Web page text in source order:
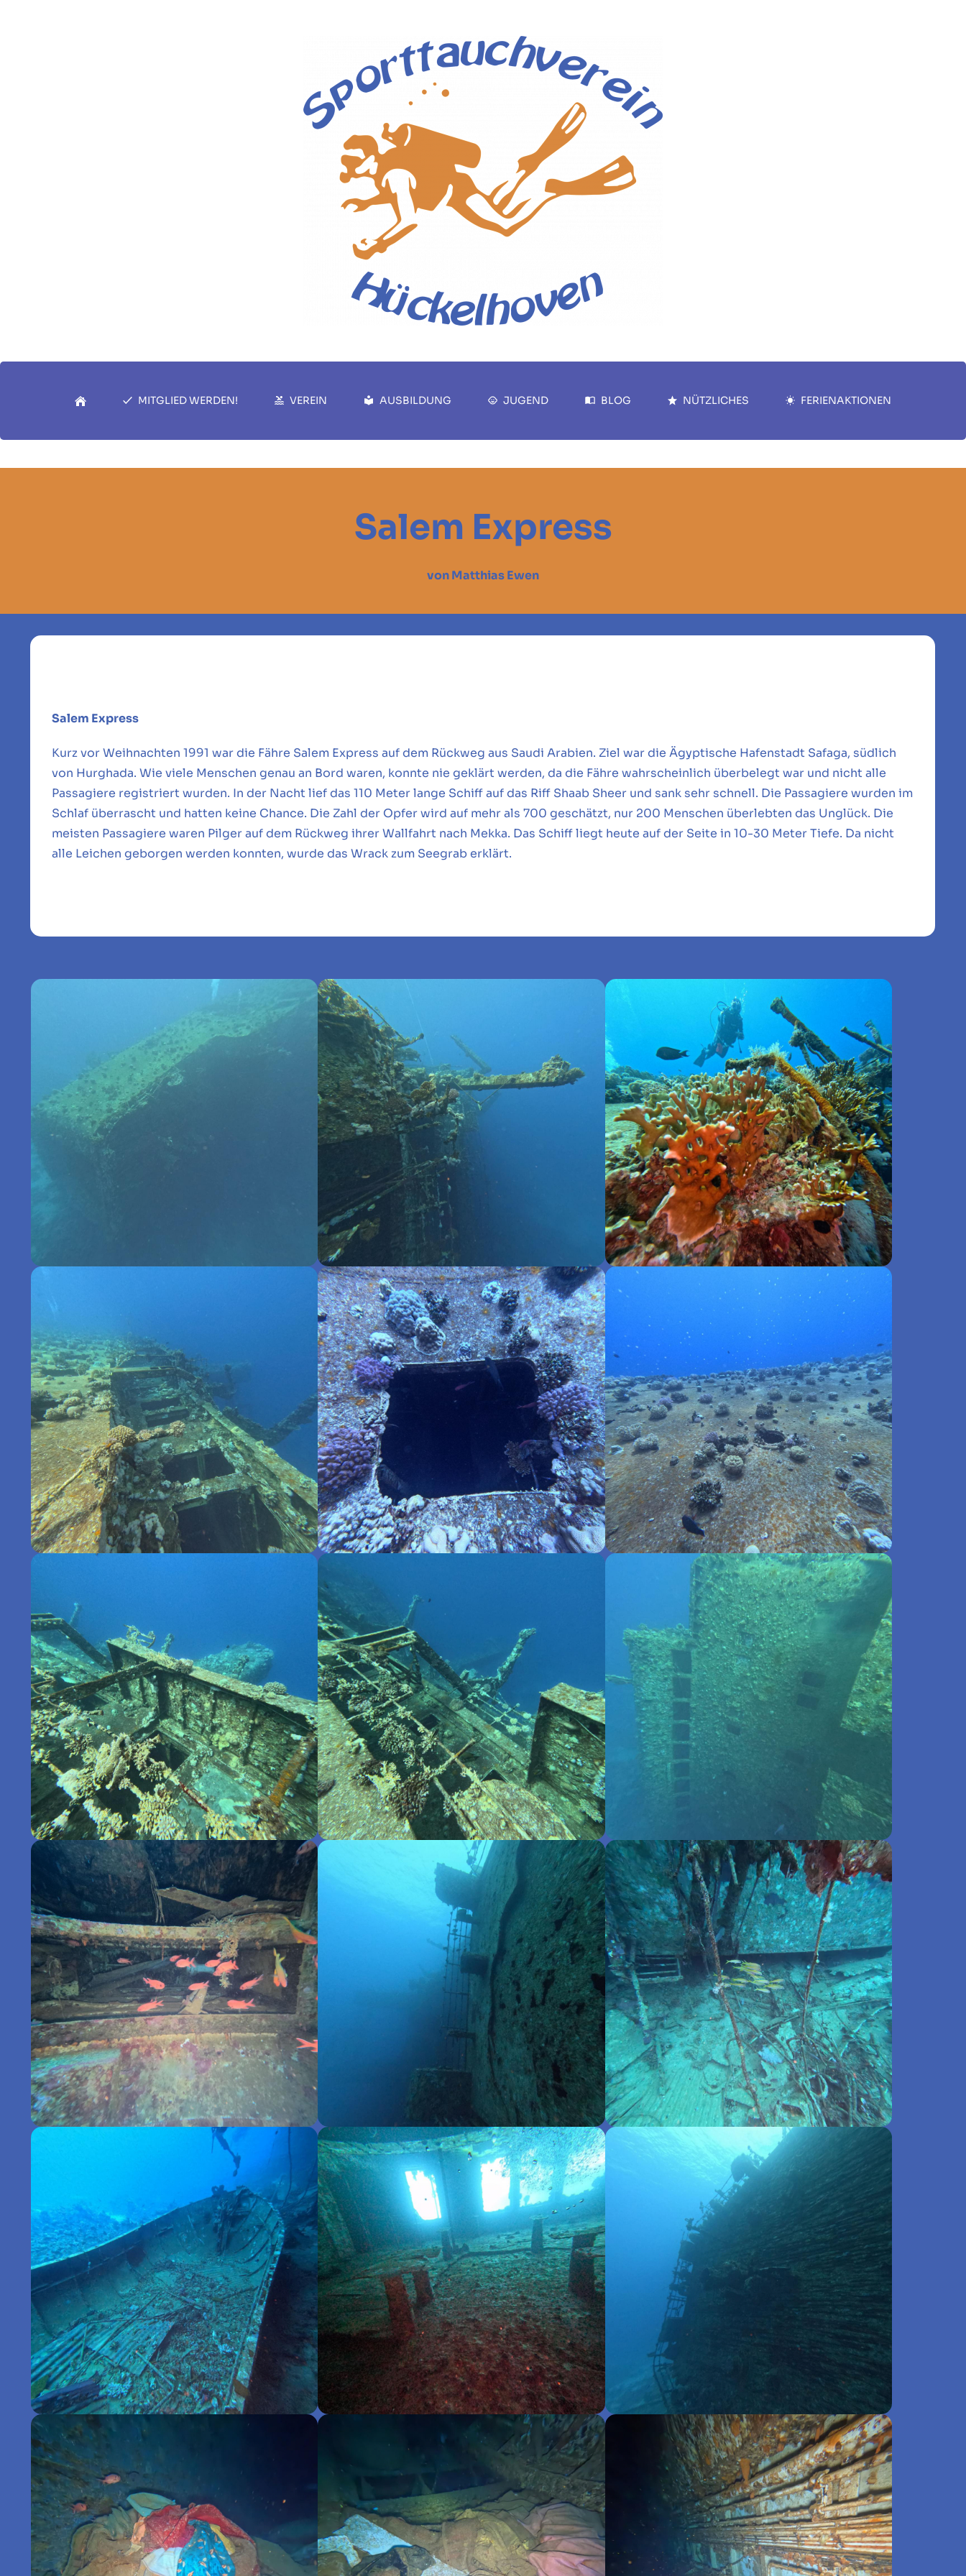
MITGLIED WERDEN! VEREIN AUSBILDUNG JUGEND BLOG NÜTZLICHES FERIENAKTIONEN
Salem Express
von Matthias Ewen
Salem Express
Kurz vor Weihnachten 1991 war die Fähre Salem Express auf dem Rückweg aus Saudi Arabien. Ziel war die Ägyptische Hafenstadt Safaga, südlich
von Hurghada. Wie viele Menschen genau an Bord waren, konnte nie geklärt werden, da die Fähre wahrscheinlich überbelegt war und nicht alle
Passagiere registriert wurden. In der Nacht lief das 110 Meter lange Schiff auf das Riff Shaab Sheer und sank sehr schnell. Die Passagiere wurden im
Schlaf überrascht und hatten keine Chance. Die Zahl der Opfer wird auf mehr als 700 geschätzt, nur 200 Menschen überlebten das Unglück. Die
meisten Passagiere waren Pilger auf dem Rückweg ihrer Wallfahrt nach Mekka. Das Schiff liegt heute auf der Seite in 10-30 Meter Tiefe. Da nicht
alle Leichen geborgen werden konnten, wurde das Wrack zum Seegrab erklärt.